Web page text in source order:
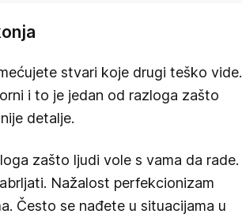
stvari koje drugi teško vide.
i to je jedan od razloga zašto
detalje.
zašto ljudi vole s vama da rade.
Nažalost perfekcionizam
Često se nađete u situacijama u